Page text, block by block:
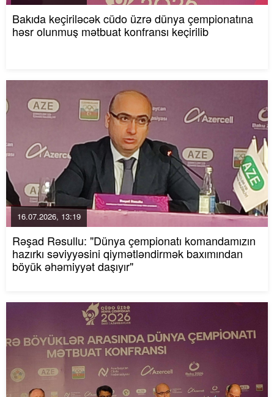
Bakıda keçiriləcək cüdo üzrə dünya çempionatına
həsr olunmuş mətbuat konfransı keçirilib
16.07.2026, 13:19
Rəşad Rəsullu: "Dünya çempionatı komandamızın
hazırkı səviyyəsini qiymətləndirmək baxımından
böyük əhəmiyyət daşıyır"